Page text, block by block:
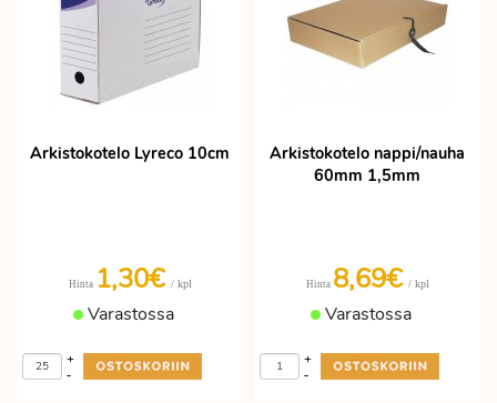
Arkistokotelo Lyreco 10cm
Hinta 1,30€ / kpl
Varastossa
-
+
Arkistokotelo nappi/nauha
60mm 1,5mm
Hinta 8,69€ / kpl
Varastossa
-
+